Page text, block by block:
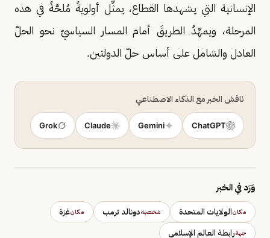
الإنسانية التي يشهدها القطاع، يمثِّل أولويةً مُلحَّةً في هذه
المرحلة، ويمهِّدُ الطريقَ أمام المسار السياسيّ نحو الحلّ
العادل والشامل على أساس حلّ الدولتين.
ناقش الخبر مع الذكاء الاصطناعي
ChatGPT
Gemini
Claude
Grok
وَرَد في الخبر
مكانالولايات المتحدة شخصيةدونالد ترمب مكانغزة
جهةرابطة العالم الإسلامي